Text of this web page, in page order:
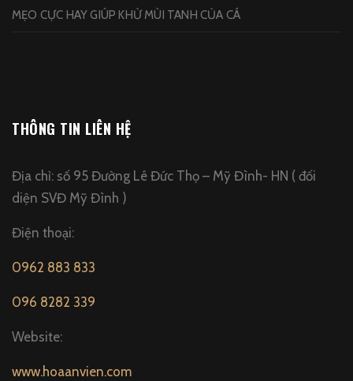
MẸO CỰC HAY GIÚP KHỬ MÙI TANH CỦA CÁ
THÔNG TIN LIÊN HỆ
Địa chỉ: số 95 Đường Lê Đức Thọ – Mỹ Đình- HN ( đối
diện SVĐ Mỹ Đình )
Điện thoại:
0962 883 833
096 8282 339
Website:
www.hoaanvien.com